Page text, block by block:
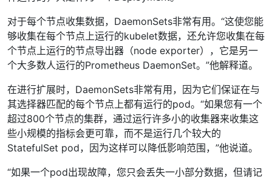
对于每个节点收集数据，DaemonSets非常有用。“这使您能
够收集在每个节点上运行的kubelet数据，还允许您收集在每
个节点上运行的节点导出器（node exporter），它是另一
个大多数人运行的Prometheus DaemonSet。”他解释道。
在进行扩展时，DaemonSets非常有用，因为它们保证在与
其选择器匹配的每个节点上都有运行的pod。“如果您有一个
超过800个节点的集群，通过运行许多小的收集器来收集这
些小规模的指标会更可靠，而不是运行几个较大的
StatefulSet pod，因为这样可以降低影响范围，”他说道。
“如果一个pod出现故障，您只会丢失一小部分数据，但请记